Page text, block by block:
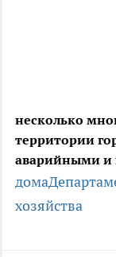
несколько
территории
аварийными и
дома
хозяйства